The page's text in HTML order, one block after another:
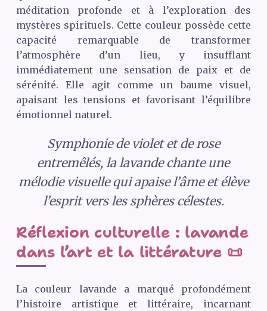
méditation profonde et à l’exploration des
mystères spirituels. Cette couleur possède cette
capacité remarquable de transformer
l’atmosphère d’un lieu, y insufflant
immédiatement une sensation de paix et de
sérénité. Elle agit comme un baume visuel,
apaisant les tensions et favorisant l’équilibre
émotionnel naturel.
Symphonie de violet et de rose
entremêlés, la lavande chante une
mélodie visuelle qui apaise l’âme et élève
l’esprit vers les sphères célestes.
Réflexion culturelle : lavande
dans l’art et la littérature 📜
La couleur lavande a marqué profondément
l’histoire artistique et littéraire, incarnant